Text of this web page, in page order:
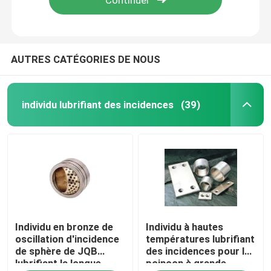
Maison
Produits
Au sujet de nous
AUTRES CATÉGORIES DE NOUS
individu lubrifiant des incidences (39)
Individu en bronze de
oscillation d'incidence
de sphère de JQB
lubrifiant la longue
Individu à hautes
températures lubrifiant
des incidences pour le
poinçon à grande